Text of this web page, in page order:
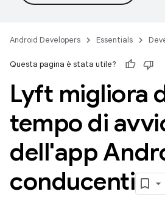
Android Developers Essentials
Questa pagina è stata utile?
Lyft migliora
tempo di
dell'app
conducenti